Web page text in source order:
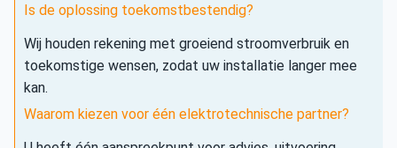
Is de oplossing toekomstbestendig?
Wij houden rekening met groeiend stroomverbruik en
toekomstige wensen, zodat uw installatie langer mee
kan.
Waarom kiezen voor één elektrotechnische partner?